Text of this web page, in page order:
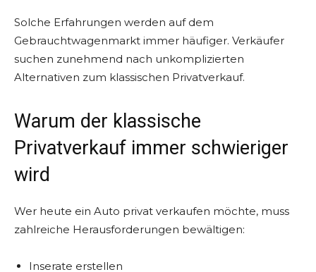
Solche Erfahrungen werden auf dem
Gebrauchtwagenmarkt immer häufiger. Verkäufer
suchen zunehmend nach unkomplizierten
Alternativen zum klassischen Privatverkauf.
Warum der klassische
Privatverkauf immer schwieriger
wird
Wer heute ein Auto privat verkaufen möchte, muss
zahlreiche Herausforderungen bewältigen:
Inserate erstellen